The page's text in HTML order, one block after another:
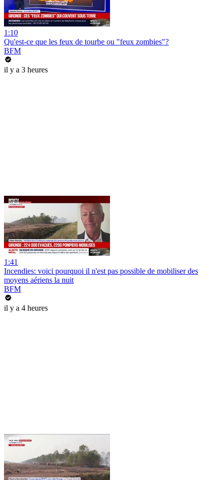
1:10
Qu'est-ce que les feux de tourbe ou "feux zombies"?
BFM
il y a 3 heures
1:41
Incendies: voici pourquoi il n'est pas possible de mobiliser des
moyens aériens la nuit
BFM
il y a 4 heures